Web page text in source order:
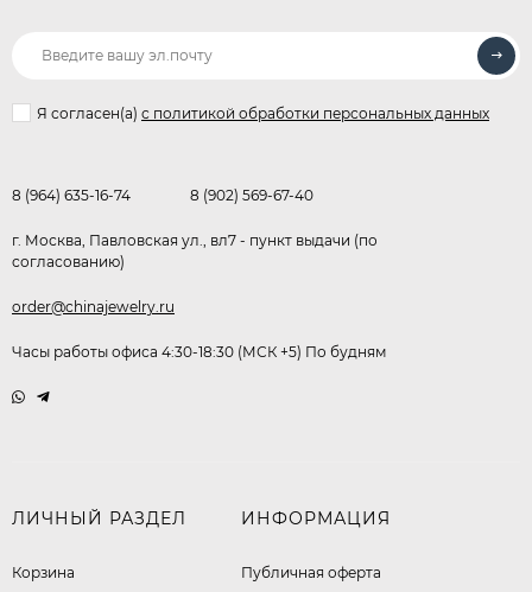
Я согласен(a) с политикой обработки персональных данных
8 (964) 635-16-74 8 (902) 569-67-40
г. Москва, Павловская ул., вл7 - пункт выдачи (по
согласованию)
order@chinajewelry.ru
Часы работы офиса 4:30-18:30 (МСК +5) По будням
ЛИЧНЫЙ РАЗДЕЛ
Корзина
ИНФОРМАЦИЯ
Публичная оферта